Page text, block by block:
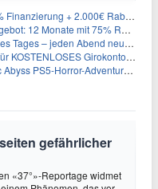
+ 2.000€ Rabatt für 38.970€
mit 75% Rabatt ab 6,25€/Monat
jeden Abend neue Deals zum Stöbern
bei der Santander – 50€ schon nach 1 Woche!
PS5-Horror-Adventure für 27,99€
gefährlicher
«37°»-Reportage widmet